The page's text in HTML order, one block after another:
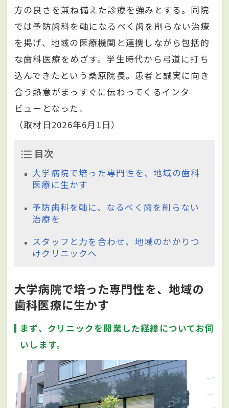
方の良さを兼ね備えた診療を強みとする。同院
では予防歯科を軸になるべく歯を削らない治療
を掲げ、地域の医療機関と連携しながら包括的
な歯科医療をめざす。学生時代から弓道に打ち
込んできたという桑原院長。患者と誠実に向き
合う熱意がまっすぐに伝わってくるインタ
ビューとなった。
（取材日2026年6月1日）
目次
大学病院で培った専門性を、地域の歯科
医療に生かす
予防歯科を軸に、なるべく歯を削らない
治療を
スタッフと力を合わせ、地域のかかりつ
けクリニックへ
大学病院で培った専門性を、地域の
歯科医療に生かす
まず、クリニックを開業した経緯についてお伺
いします。